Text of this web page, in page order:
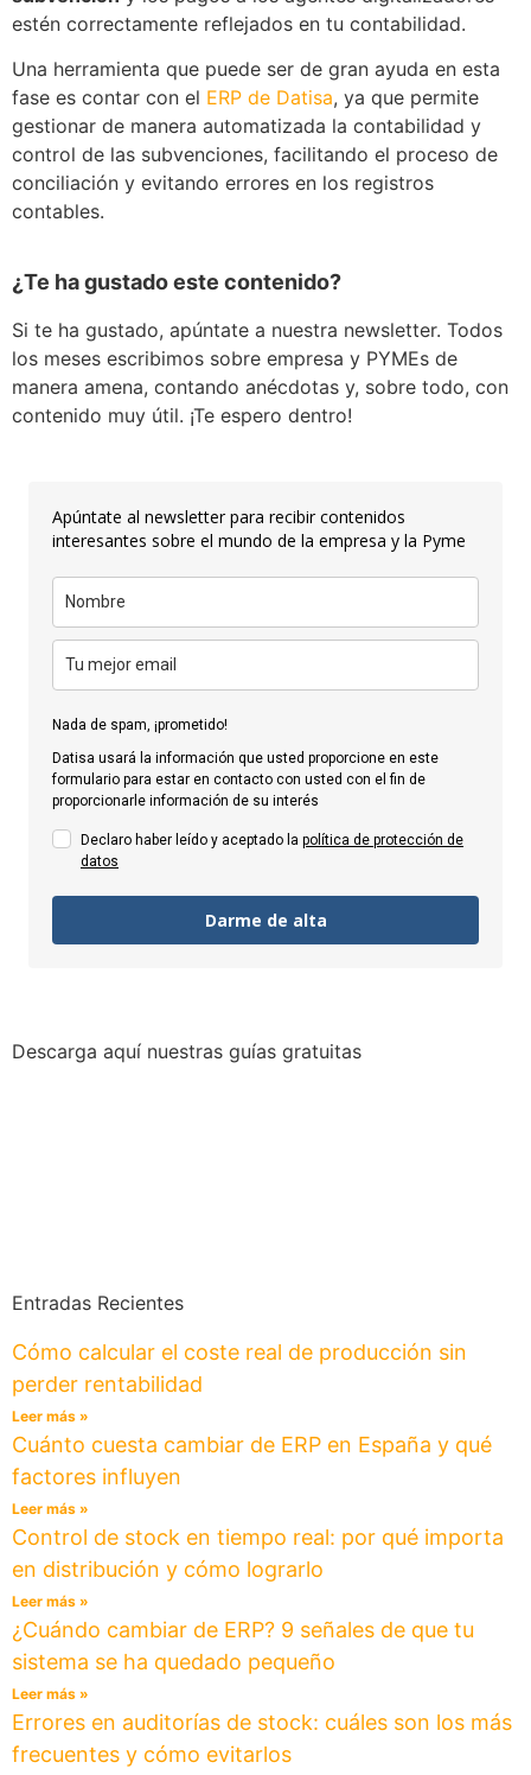
estén correctamente reflejados en tu contabilidad.
Una herramienta que puede ser de gran ayuda en esta
fase es contar con el ERP de Datisa, ya que permite
gestionar de manera automatizada la contabilidad y
control de las subvenciones, facilitando el proceso de
conciliación y evitando errores en los registros
contables.
¿Te ha gustado este contenido?
Si te ha gustado, apúntate a nuestra newsletter. Todos
los meses escribimos sobre empresa y PYMEs de
manera amena, contando anécdotas y, sobre todo, con
contenido muy útil. ¡Te espero dentro!
Apúntate al newsletter para recibir contenidos
interesantes sobre el mundo de la empresa y la Pyme
Nada de spam, ¡prometido!
Datisa usará la información que usted proporcione en este
formulario para estar en contacto con usted con el fin de
proporcionarle información de su interés
Declaro haber leído y aceptado la política de protección de
datos
Darme de alta
Descarga aquí nuestras guías gratuitas
Entradas Recientes
Cómo calcular el coste real de producción sin
perder rentabilidad
Leer más »
Cuánto cuesta cambiar de ERP en España y qué
factores influyen
Leer más »
Control de stock en tiempo real: por qué importa
en distribución y cómo lograrlo
Leer más »
¿Cuándo cambiar de ERP? 9 señales de que tu
sistema se ha quedado pequeño
Leer más »
Errores en auditorías de stock: cuáles son los más
frecuentes y cómo evitarlos